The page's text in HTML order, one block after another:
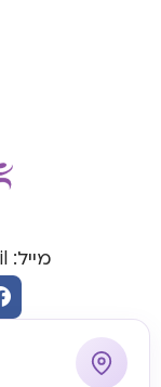
מייל: michal@healthyliving.co.il